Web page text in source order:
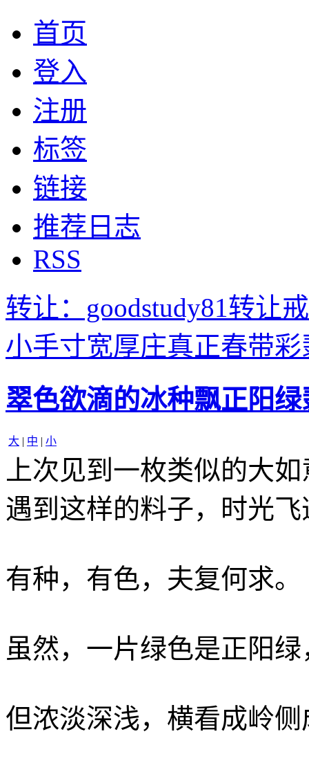
首页
登入
注册
标签
链接
推荐日志
RSS
转让：goodstudy81转让
小手寸宽厚庄真正春带
翠色欲滴的冰种飘正阳
大 | 中 | 小
上次见到一枚类似的大
遇到这样的料子，时光
有种，有色，夫复何求。
虽然，一片绿色是正阳
但浓淡深浅，横看成岭